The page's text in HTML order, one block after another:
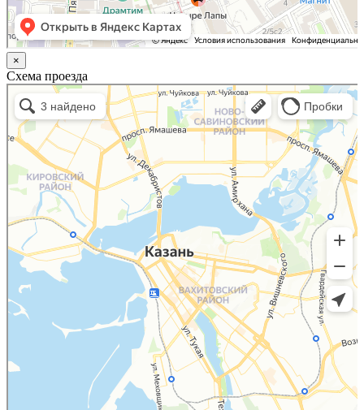
×
Схема проезда
Казань
Малый Татарский переулок, 8 на карте Москвы, ближайшее метро Новокузнецкая —
Яндекс.Карты